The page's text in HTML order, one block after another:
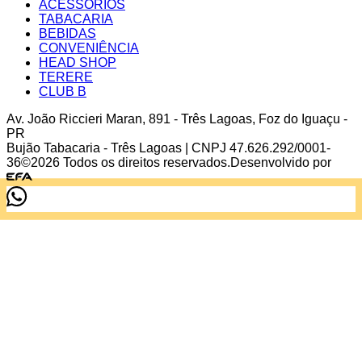
ACESSÓRIOS
TABACARIA
BEBIDAS
CONVENIÊNCIA
HEAD SHOP
TERERE
CLUB B
Av. João Riccieri Maran, 891 - Três Lagoas, Foz do Iguaçu -
PR
Bujão Tabacaria - Três Lagoas | CNPJ 47.626.292/0001-
36©2026 Todos os direitos reservados.Desenvolvido por